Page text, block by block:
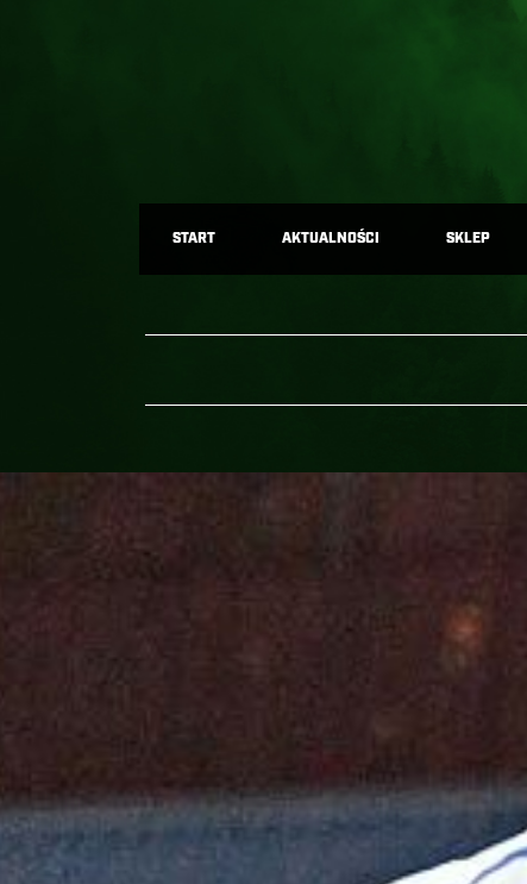
START AKTUALNOŚCI SKLEP